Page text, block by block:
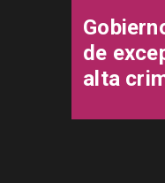
de
alta